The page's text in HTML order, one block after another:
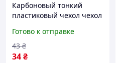
Карбоновый тонкий
пластиковый чехол чехол
iPhone 7/8 white buzyna
Готово к отправке
34₴
43 ₴